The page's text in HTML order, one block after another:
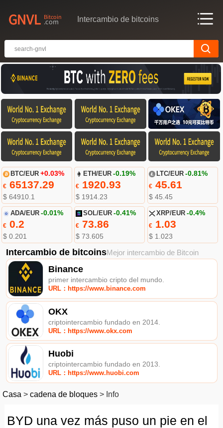
Intercambio de bitcoins
BTC/EUR +0.03%
€65137.29
$ 64910.1
ETH/EUR -0.19%
€ 1920.93
$ 1914.23
LTC/EUR -0.81%
€45.61
$ 45.45
ADA/EUR -0.01%
€0.2
$ 0.201
SOL/EUR -0.41%
€ 73.86
$ 73.605
XRP/EUR -0.4%
€1.03
$ 1.023
Intercambio de bitcoinsMejor intercambio de Bitcoin
Binance
primer intercambio cripto del mundo.
URL：https://www.binance.com
OKX
criptointercambio fundado en 2014.
URL：https://www.okx.com
Huobi
criptointercambio fundado en 2013.
URL：https://www.huobi.com
Casa > cadena de bloques > Info
BYD una vez más puso un pie en el